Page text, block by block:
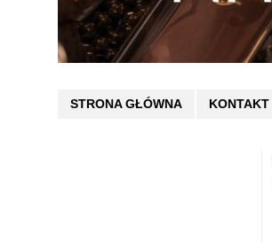
STRONA GŁÓWNA KONTAKT